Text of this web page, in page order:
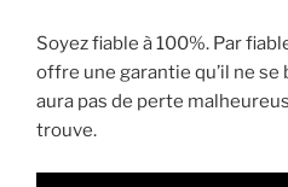
Soyez fiable à 100%. Par
offre une garantie qu’il ne se
aura pas de perte
trouve.